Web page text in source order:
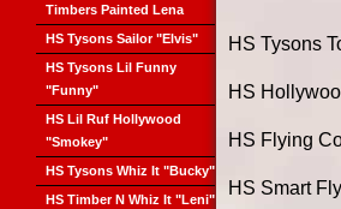
Timbers Painted Lena
HS Tysons Sailor "Elvis"
HS Tysons Lil Funny
"Funny"
HS Lil Ruf Hollywood
"Smokey"
HS Tysons Whiz It "Bucky"
HS Timber N Whiz It "Leni"
HS Tysons
HS
HS Flying
HS Smart